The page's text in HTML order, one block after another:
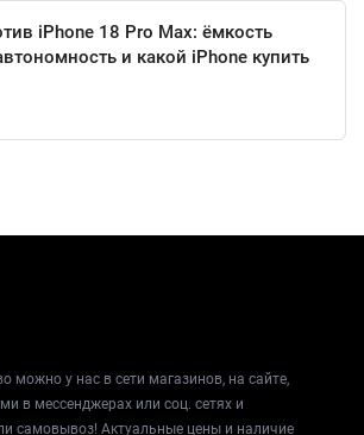
iPhone 18 Pro Max: ёмкость
и какой iPhone купить
можно у нас в сети магазинов, на сайте,
в мессенджерах или соц. сетях и
самовывоз! Актуальные цены и наличие